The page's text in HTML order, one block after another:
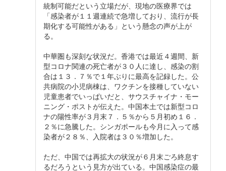
統制可能だという立場だが、現地の医療界では
「感染者が１１週連続で急増しており、流行が長
期化する可能性がある」という懸念の声が上が
る。
中華圏も深刻な状況だ。香港では最近４週間、新
型コロナ関連の死亡者が３０人に達し、感染の割
合は１３．７％で１年ぶりに最高を記録した。公
共病院の小児病棟は、ワクチンを接種していない
児童患者でいっぱいだと、サウスチャイナ・モー
ニング・ポストが伝えた。中国本土では新型コロ
ナの陽性率が３月末７．５％から５月初め１６．
２％に急騰した。シンガポールも今月に入って感
染者が２８％、入院者は３０％増加した。
ただ、中国では再拡大の状況が６月末ごろ終息す
るだろうという見方が出ている。中国感染症の最